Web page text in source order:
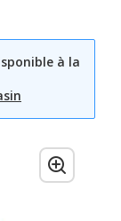
à la